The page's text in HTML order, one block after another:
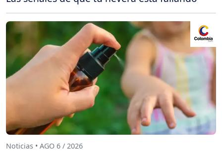
Noticias • AGO 6 / 2026